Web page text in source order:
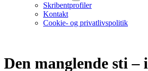
Skribentprofiler
Kontakt
Cookie- og privatlivspolitik
Den manglende sti –